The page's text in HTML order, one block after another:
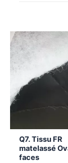
Q7. Tissu FR
matelassé
faces